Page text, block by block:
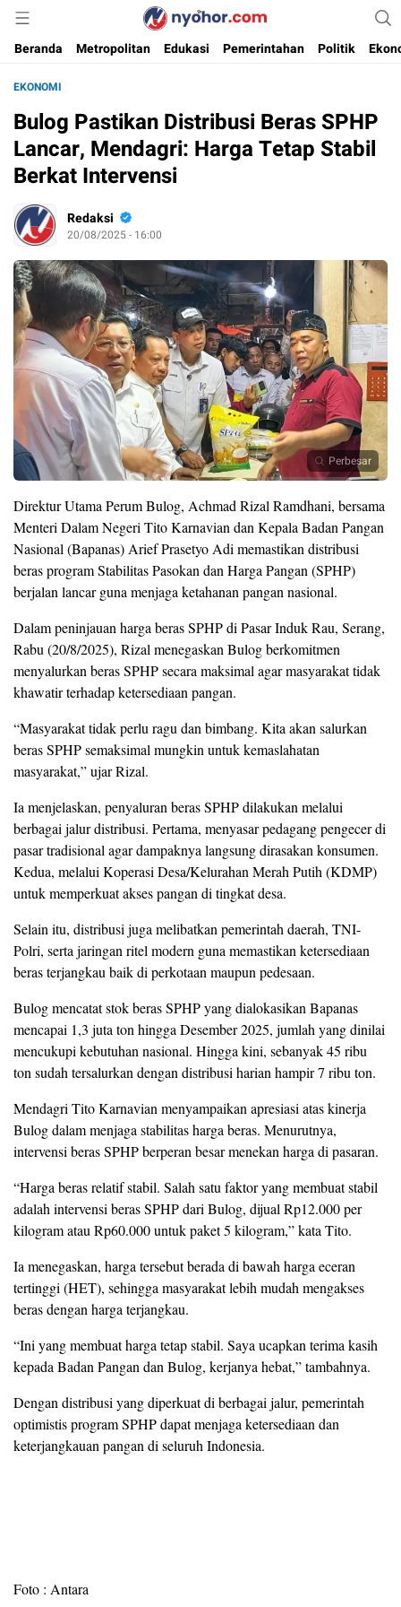
Nyohor.com
Media Informasi Ternyohor
Beranda
Metropolitan Edukasi Pemerintahan Politik
EKONOMI
Bulog Pastikan Distribusi Beras SPHP
Lancar, Mendagri: Harga Tetap Stabil
Berkat Intervensi
Redaksi
20/08/2025 - 16:00
Perbesar
Direktur Utama Perum Bulog, Achmad Rizal Ramdhani, bersama
Menteri Dalam Negeri Tito Karnavian dan Kepala Badan Pangan
Nasional (Bapanas) Arief Prasetyo Adi memastikan distribusi
beras program Stabilitas Pasokan dan Harga Pangan (SPHP)
berjalan lancar guna menjaga ketahanan pangan nasional.
Dalam peninjauan harga beras SPHP di Pasar Induk Rau, Serang,
Rabu (20/8/2025), Rizal menegaskan Bulog berkomitmen
menyalurkan beras SPHP secara maksimal agar masyarakat tidak
khawatir terhadap ketersediaan pangan.
“Masyarakat tidak perlu ragu dan bimbang. Kita akan salurkan
beras SPHP semaksimal mungkin untuk kemaslahatan
masyarakat,” ujar Rizal.
Ia menjelaskan, penyaluran beras SPHP dilakukan melalui
berbagai jalur distribusi. Pertama, menyasar pedagang pengecer di
pasar tradisional agar dampaknya langsung dirasakan konsumen.
Kedua, melalui Koperasi Desa/Kelurahan Merah Putih (KDMP)
untuk memperkuat akses pangan di tingkat desa.
Selain itu, distribusi juga melibatkan pemerintah daerah, TNI-
Polri, serta jaringan ritel modern guna memastikan ketersediaan
beras terjangkau baik di perkotaan maupun pedesaan.
Bulog mencatat stok beras SPHP yang dialokasikan Bapanas
mencapai 1,3 juta ton hingga Desember 2025, jumlah yang dinilai
mencukupi kebutuhan nasional. Hingga kini, sebanyak 45 ribu
ton sudah tersalurkan dengan distribusi harian hampir 7 ribu ton.
Mendagri Tito Karnavian menyampaikan apresiasi atas kinerja
Bulog dalam menjaga stabilitas harga beras. Menurutnya,
intervensi beras SPHP berperan besar menekan harga di pasaran.
“Harga beras relatif stabil. Salah satu faktor yang membuat stabil
adalah intervensi beras SPHP dari Bulog, dijual Rp12.000 per
kilogram atau Rp60.000 untuk paket 5 kilogram,” kata Tito.
Ia menegaskan, harga tersebut berada di bawah harga eceran
tertinggi (HET), sehingga masyarakat lebih mudah mengakses
beras dengan harga terjangkau.
“Ini yang membuat harga tetap stabil. Saya ucapkan terima kasih
kepada Badan Pangan dan Bulog, kerjanya hebat,” tambahnya.
Dengan distribusi yang diperkuat di berbagai jalur, pemerintah
optimistis program SPHP dapat menjaga ketersediaan dan
keterjangkauan pangan di seluruh Indonesia.
Foto : Antara